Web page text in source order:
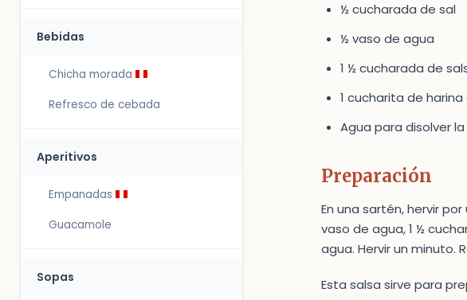
Bebidas
Chicha morada
Refresco de cebada
Aperitivos
Empanadas
Guacamole
Sopas
½ cucharada de sal
½ vaso de agua
1 ½ cucharada de
1 cucharita de
Agua para disolver
Preparación
En una sartén, hervir
vaso de agua, 1 ½
agua. Hervir un minuto.
Esta salsa sirve para